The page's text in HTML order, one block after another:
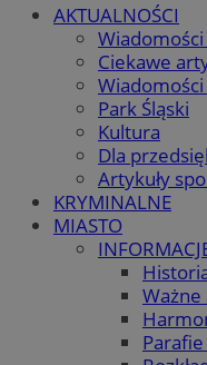
AKTUALNOŚCI
Ciekawe
Park Śląski
Kultura
Dla
Artykuły
KRYMINALNE
MIASTO